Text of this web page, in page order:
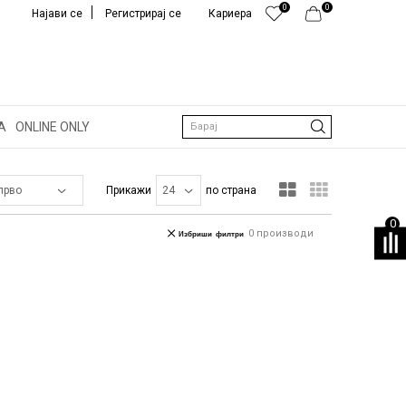
0
0
Кариера
Најави се Регистрирај се
ONLINE ONLY Барај
0
Прикажи по страна
0 производи
Избриши филтри